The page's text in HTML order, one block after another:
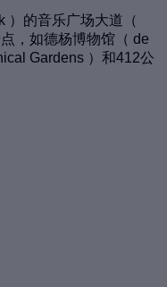
）的音乐广场大道（
，如德杨博物馆（ de
Gardens ）和412公